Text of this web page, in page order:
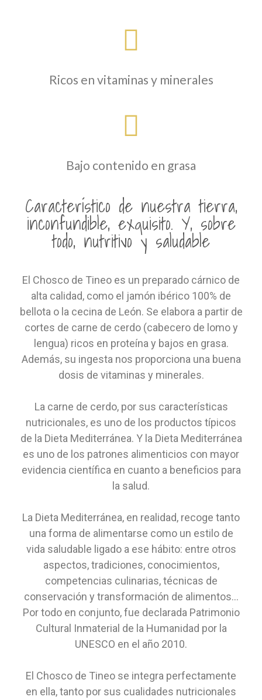
Ricos en vitaminas y minerales
Bajo contenido en grasa
Característico de nuestra tierra,
inconfundible, exquisito. Y, sobre
todo, nutritivo y saludable
El Chosco de Tineo es un preparado cárnico de
alta calidad, como el jamón ibérico 100% de
bellota o la cecina de León. Se elabora a partir de
cortes de carne de cerdo (cabecero de lomo y
lengua) ricos en proteína y bajos en grasa.
Además, su ingesta nos proporciona una buena
dosis de vitaminas y minerales.
La carne de cerdo, por sus características
nutricionales, es uno de los productos típicos
de la Dieta Mediterránea. Y la Dieta Mediterránea
es uno de los patrones alimenticios con mayor
evidencia científica en cuanto a beneficios para
la salud.
La Dieta Mediterránea, en realidad, recoge tanto
una forma de alimentarse como un estilo de
vida saludable ligado a ese hábito: entre otros
aspectos, tradiciones, conocimientos,
competencias culinarias, técnicas de
conservación y transformación de alimentos…
Por todo en conjunto, fue declarada Patrimonio
Cultural Inmaterial de la Humanidad por la
UNESCO en el año 2010.
El Chosco de Tineo se integra perfectamente
en ella, tanto por sus cualidades nutricionales